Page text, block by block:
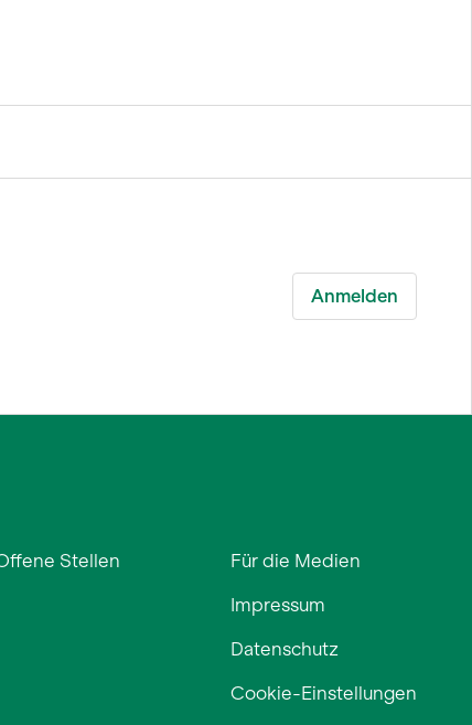
Stellen
Für die Medien
Impressum
Datenschutz
Cookie-Einstellungen